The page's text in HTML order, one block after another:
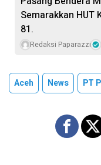
Semarakkan HUT
81.
Redaksi Paparazzi
Aceh News PT